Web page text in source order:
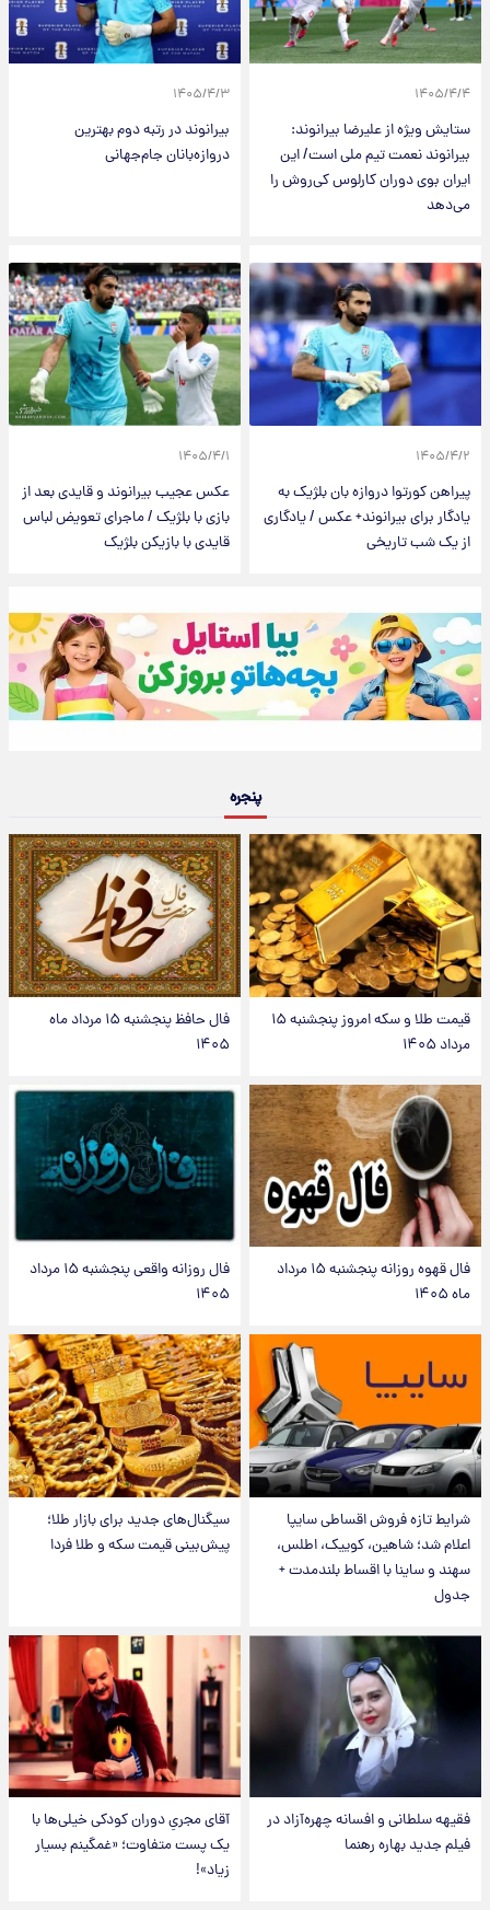
۱۴۰۵/۴/۴
ستایش ویژه از علیرضا بیرانوند:
بیرانوند نعمت تیم ملی است/ این
ایران بوی دوران کارلوس کی‌روش را
می‌دهد
۱۴۰۵/۴/۳
بیرانوند در رتبه دوم بهترین
دروازه‌بانان جام‌جهانی
۱۴۰۵/۴/۲
پیراهن کورتوا دروازه بان بلژیک به
یادگار برای بیرانوند+ عکس / یادگاری
از یک شب تاریخی
۱۴۰۵/۴/۱
عکس عجیب بیرانوند و قایدی بعد از
بازی با بلژیک / ماجرای تعویض لباس
قایدی با بازیکن بلژیک
پنجره
قیمت طلا و سکه امروز پنجشنبه ۱۵
مرداد ۱۴۰۵
فال حافظ پنجشنبه ۱۵ مرداد ماه
۱۴۰۵
فال قهوه روزانه پنجشنبه ۱۵ مرداد
ماه ۱۴۰۵
فال روزانه واقعی پنجشنبه ۱۵ مرداد
۱۴۰۵
شرایط تازه فروش اقساطی سایپا
اعلام شد؛ شاهین، کوییک، اطلس،
سهند و ساینا با اقساط بلندمدت +
جدول
سیگنال‌های جدید برای بازار طلا؛
پیش‌بینی قیمت سکه و طلا فردا
فقیهه سلطانی و افسانه چهره‌آزاد در
فیلم جدید بهاره رهنما
آقای مجریِ دوران کودکی خیلی‌ها با
یک پست متفاوت؛ «غمگینم بسیار
زیاد»!